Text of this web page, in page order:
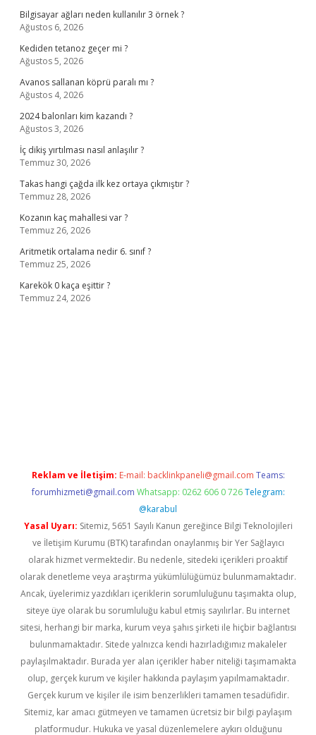
Bilgisayar ağları neden kullanılır 3 örnek ?
Ağustos 6, 2026
Kediden tetanoz geçer mi ?
Ağustos 5, 2026
Avanos sallanan köprü paralı mı ?
Ağustos 4, 2026
2024 balonları kim kazandı ?
Ağustos 3, 2026
İç dikiş yırtılması nasıl anlaşılır ?
Temmuz 30, 2026
Takas hangi çağda ilk kez ortaya çıkmıştır ?
Temmuz 28, 2026
Kozanın kaç mahallesi var ?
Temmuz 26, 2026
Aritmetik ortalama nedir 6. sınıf ?
Temmuz 25, 2026
Karekök 0 kaça eşittir ?
Temmuz 24, 2026
Reklam ve İletişim: E-mail: backlinkpaneli@gmail.com Teams:
forumhizmeti@gmail.com Whatsapp: 0262 606 0 726 Telegram:
@karabul
Yasal Uyarı: Sitemiz, 5651 Sayılı Kanun gereğince Bilgi Teknolojileri
ve İletişim Kurumu (BTK) tarafından onaylanmış bir Yer Sağlayıcı
olarak hizmet vermektedir. Bu nedenle, sitedeki içerikleri proaktif
olarak denetleme veya araştırma yükümlülüğümüz bulunmamaktadır.
Ancak, üyelerimiz yazdıkları içeriklerin sorumluluğunu taşımakta olup,
siteye üye olarak bu sorumluluğu kabul etmiş sayılırlar. Bu internet
sitesi, herhangi bir marka, kurum veya şahıs şirketi ile hiçbir bağlantısı
bulunmamaktadır. Sitede yalnızca kendi hazırladığımız makaleler
paylaşılmaktadır. Burada yer alan içerikler haber niteliği taşımamakta
olup, gerçek kurum ve kişiler hakkında paylaşım yapılmamaktadır.
Gerçek kurum ve kişiler ile isim benzerlikleri tamamen tesadüfidir.
Sitemiz, kar amacı gütmeyen ve tamamen ücretsiz bir bilgi paylaşım
platformudur. Hukuka ve yasal düzenlemelere aykırı olduğunu